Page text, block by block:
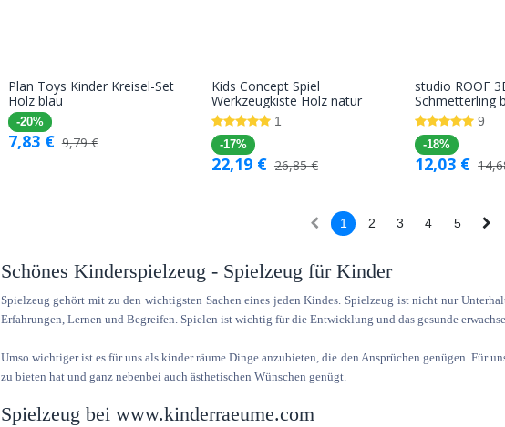
Plan Toys Kinder Kreisel-Set
Holz blau
-20%
7,83€ 9,79€
In den
Warenkorb
Kids Concept Spiel
Werkzeugkiste Holz natur
1
-17%
22,19€ 26,85€
In
studio ROOF
Schmetterling
9
-18%
12,03 €
1 2 3 4 5
Schönes Kinderspielzeug - Spielzeug für Kinder
Spielzeug gehört mit zu den wichtigsten Sachen eines jeden Kindes. Spielzeug ist nicht nur
Erfahrungen, Lernen und Begreifen. Spielen ist wichtig für die Entwicklung und das gesunde
Umso wichtiger ist es für uns als kinder räume Dinge anzubieten, die den Ansprüchen genügen. Für
zu bieten hat und ganz nebenbei auch ästhetischen Wünschen genügt.
Spielzeug bei www.kinderraeume.com